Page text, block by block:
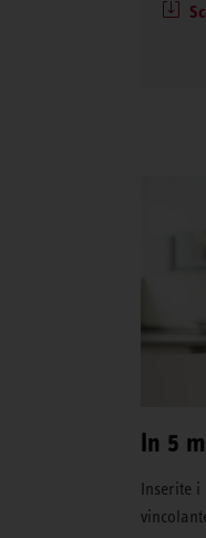
In 5
Inserite i